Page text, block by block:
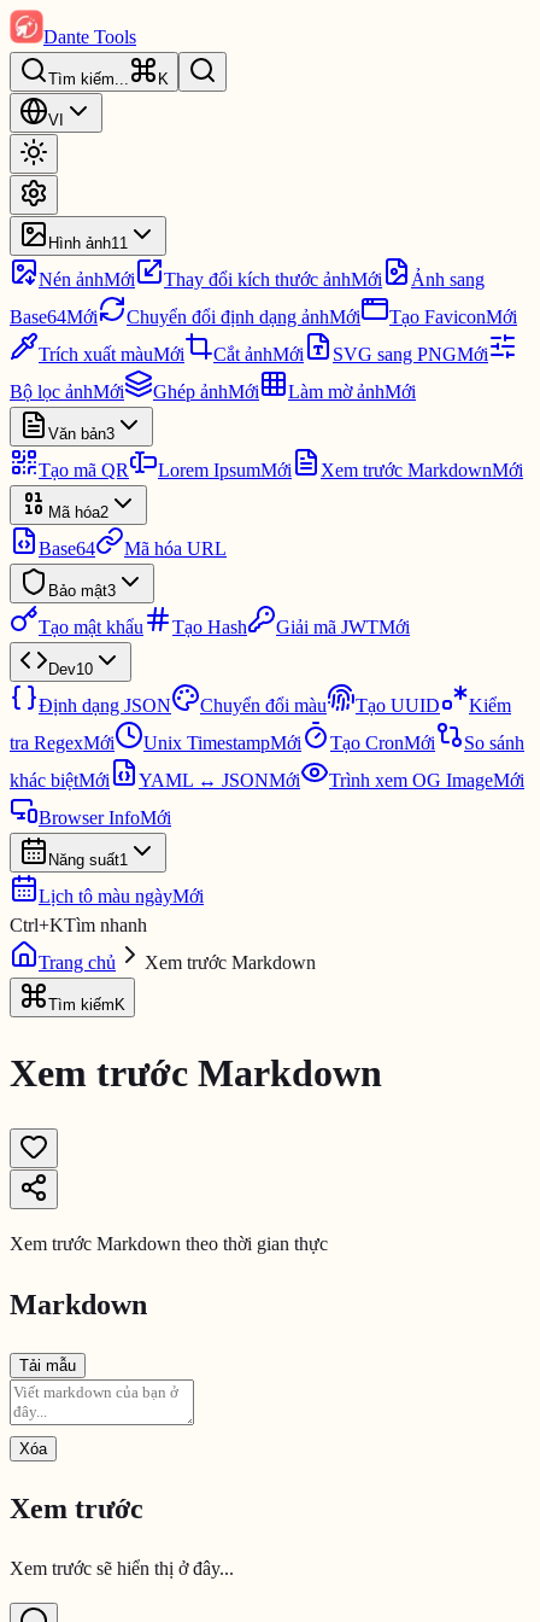
Dante Tools
Tìm kiếm... K
VI
Hình ảnh11
Nén ảnhMới Thay đổi kích thước ảnhMới
Ảnh sang
Base64Mới Chuyển đổi định dạng ảnhMới Tạo FaviconMới
Trích xuất màuMới Cắt ảnhMới SVG sang PNGMới
Bộ lọc ảnhMới Ghép ảnhMới Làm mờ ảnhMới
Văn bản3
Tạo mã QR Lorem IpsumMới Xem trước MarkdownMới
Mã hóa2
Base64 Mã hóa URL
Bảo mật3
Tạo mật khẩu Tạo Hash Giải mã JWTMới
Dev10
Định dạng JSON Chuyển đổi màu Tạo UUID
Kiểm
tra RegexMới Unix TimestampMới Tạo CronMới
So sánh
khác biệtMới YAML ↔ JSONMới Trình xem OG ImageMới
Browser InfoMới
Năng suất1
Lịch tô màu ngàyMới
Ctrl+KTìm nhanh
Trang chủ
Xem trước Markdown
Tìm kiếm K
Xem trước Markdown
Xem trước Markdown theo thời gian thực
Markdown
Tải mẫu
Xóa
Xem trước
Xem trước sẽ hiển thị ở đây...